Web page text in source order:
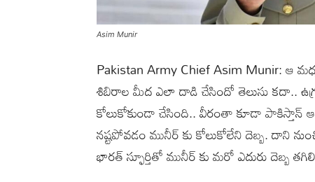
Asim Munir
Pakistan Army Chief Asim Munir: ఆ
శిబిరాల మీద ఎలా దాడి చేసిందో తెలుసు కదా..
కోలుకోకుండా చేసింది.. వీరంతా కూడా పాకిస్తాన్
నష్టపోవడం మునీర్ కు కోలుకోలేని దెబ్బ. దాని
భారత్ స్ఫూర్తితో మునీర్ కు మరో ఎదురు దెబ్బ